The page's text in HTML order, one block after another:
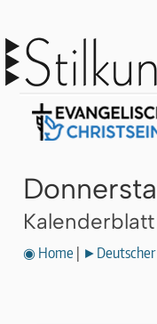
◉ Home ►Deutscher